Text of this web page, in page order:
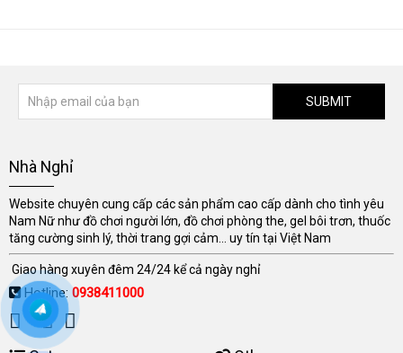
SUBMIT
Nhà Nghỉ
Website chuyên cung cấp các sản phẩm cao cấp dành cho tình yêu
Nam Nữ như đồ chơi người lớn, đồ chơi phòng the, gel bôi trơn, thuốc
tăng cường sinh lý, thời trang gợi cảm... uy tín tại Việt Nam
Giao hàng xuyên đêm 24/24 kể cả ngày nghỉ
Hotline: 0938411000